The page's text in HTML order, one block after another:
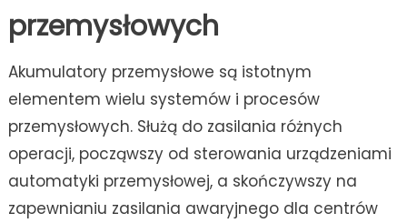
przemysłowych
Akumulatory przemysłowe są istotnym
elementem wielu systemów i procesów
przemysłowych. Służą do zasilania różnych
operacji, począwszy od sterowania urządzeniami
automatyki przemysłowej, a skończywszy na
zapewnianiu zasilania awaryjnego dla centrów